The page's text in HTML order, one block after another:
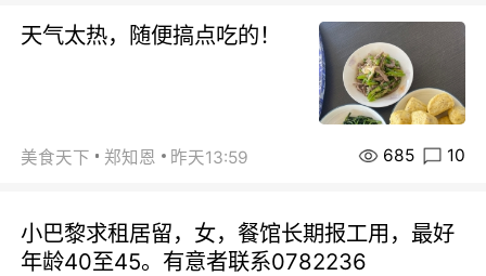
天气太热，随便搞点吃的！
美食天下 郑知恩 昨天13:59 685 10
小巴黎求租居留，女，餐馆长期报工用，最好
年龄40至45。有意者联系0782236